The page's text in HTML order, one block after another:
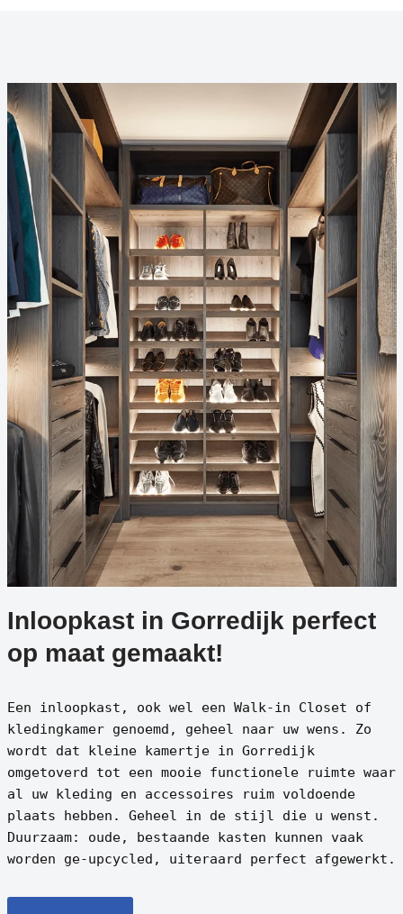
Inloopkast in Gorredijk perfect
op maat gemaakt!
Een inloopkast, ook wel een Walk-in Closet of
kledingkamer genoemd, geheel naar uw wens. Zo
wordt dat kleine kamertje in Gorredijk
omgetoverd tot een mooie functionele ruimte waar
al uw kleding en accessoires ruim voldoende
plaats hebben. Geheel in de stijl die u wenst.
Duurzaam: oude, bestaande kasten kunnen vaak
worden ge-upcycled, uiteraard perfect afgewerkt.